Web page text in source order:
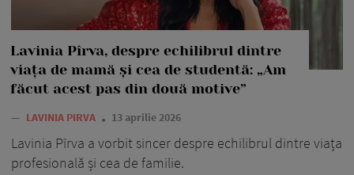
Lavinia Pîrva, despre echilibrul dintre
viața de mamă și cea de studentă: „Am
făcut acest pas din două motive”
— LAVINIA PIRVA 13 aprilie 2026
Lavinia Pîrva a vorbit sincer despre echilibrul dintre viața
profesională și cea de familie.